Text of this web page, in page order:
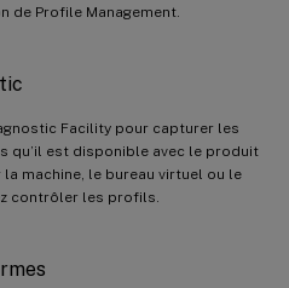
de Profile Management.
Facility pour capturer les
qu’il est disponible avec le produit
machine, le bureau virtuel ou le
contrôler les profils.